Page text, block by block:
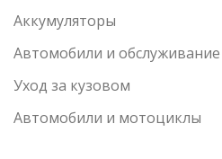
Аккумуляторы
Автомобили и обслуживание
Уход за кузовом
Автомобили и мотоциклы